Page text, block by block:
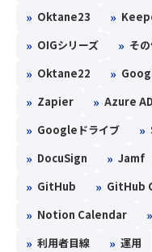
» Oktane23 »
» OIGシリーズ » そ
» Oktane22 »
» Zapier » Azure AD
» Googleドライブ »
» DocuSign » Jamf
» GitHub » GitHub
» Notion Calendar »
» 利用者目線 » 運用